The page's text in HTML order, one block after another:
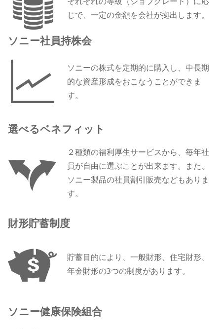
じで、一定の金額を会社が拠出します。
ソニー社員持株会
ソニーの株式を定期的に購入し、中長期
的な資産形成をおこなうことができま
す。
選べるベネフィット
２種類の福利厚生サービスから、毎年社
員が自由に選ぶことが出来ます。また、
ソニー製品の社員割引販売などもありま
す。
財形貯蓄制度
貯蓄目的により、一般財形、住宅財形、
年金財形の3つの制度があります。
ソニー健康保険組合